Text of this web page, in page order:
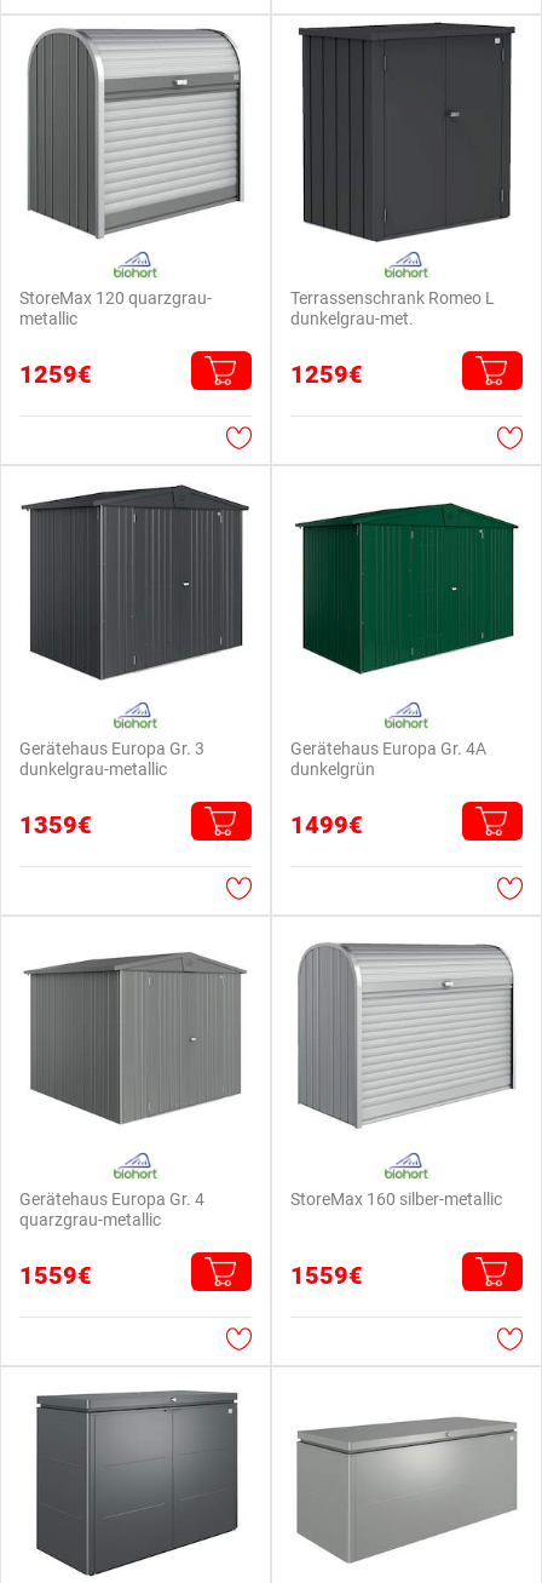
StoreMax 120 quarzgrau-
metallic
1259€
Terrassenschrank Romeo L
dunkelgrau-met.
1259€
Gerätehaus Europa Gr. 3
dunkelgrau-metallic
1359€
Gerätehaus Europa Gr. 4A
dunkelgrün
1499€
Gerätehaus Europa Gr. 4
quarzgrau-metallic
1559€
StoreMax 160 silber-metallic
1559€